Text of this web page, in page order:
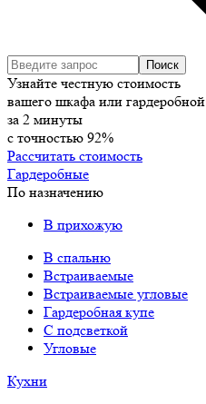
Узнайте честную стоимость
вашего шкафа или гардеробной
за 2 минуты
с точностью 92%
Рассчитать стоимость
Гардеробные
По назначению
В прихожую
В спальню
Встраиваемые
Встраиваемые угловые
Гардеробная купе
С подсветкой
Угловые
Кухни